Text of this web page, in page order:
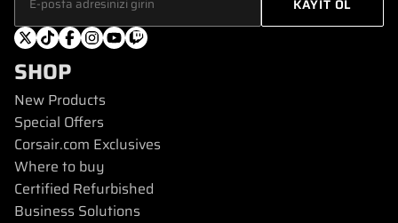
SHOP
New Products
Special Offers
Corsair.com Exclusives
Where to buy
Certified Refurbished
Business Solutions